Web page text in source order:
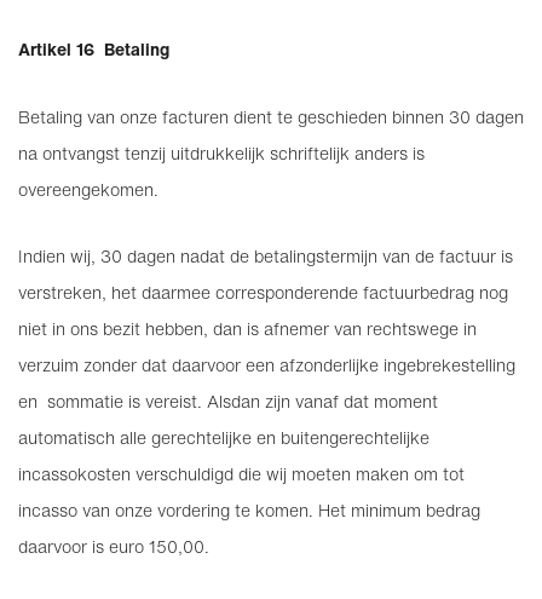
Artikel 16 Betaling
Betaling van onze facturen dient te geschieden binnen 30 dagen
na ontvangst tenzij uitdrukkelijk schriftelijk anders is
overeengekomen.
Indien wij, 30 dagen nadat de betalingstermijn van de factuur is
verstreken, het daarmee corresponderende factuurbedrag nog
niet in ons bezit hebben, dan is afnemer van rechtswege in
verzuim zonder dat daarvoor een afzonderlijke ingebrekestelling
en sommatie is vereist. Alsdan zijn vanaf dat moment
automatisch alle gerechtelijke en buitengerechtelijke
incassokosten verschuldigd die wij moeten maken om tot
incasso van onze vordering te komen. Het minimum bedrag
daarvoor is euro 150,00.